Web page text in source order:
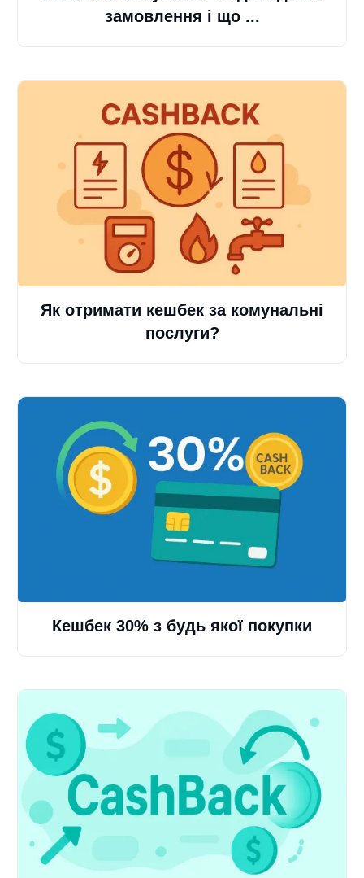
замовлення і що ...
Як отримати кешбек за комунальні
послуги?
Кешбек 30% з будь якої покупки